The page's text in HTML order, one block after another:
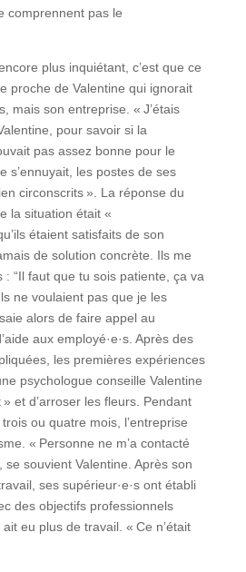
comprennent pas le
plus inquiétant, c’est que ce
proche de Valentine qui ignorait
mais son entreprise. « J’étais
pour savoir si la
pas assez bonne pour le
s’ennuyait, les postes de ses
circonscrits ». La réponse du
la situation était «
étaient satisfaits de son
de solution concrète. Ils me
“Il faut que tu sois patiente, ça va
ne voulaient pas que je les
alors de faire appel au
aux employé·e·s. Après des
les premières expériences
psychologue conseille Valentine
» et d’arroser les fleurs. Pendant
ou quatre mois, l’entreprise
« Personne ne m’a contacté
se souvient Valentine. Après son
ses supérieur·e·s ont établi
des objectifs professionnels
eu plus de travail. « Ce n’était